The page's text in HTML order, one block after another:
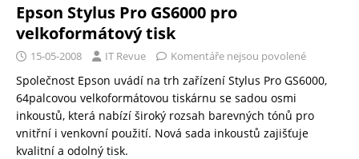
Epson Stylus Pro GS6000 pro
velkoformátový tisk
15-05-2008 IT Revue Komentáře nejsou povolené
Společnost Epson uvádí na trh zařízení Stylus Pro GS6000,
64palcovou velkoformátovou tiskárnu se sadou osmi
inkoustů, která nabízí široký rozsah barevných tónů pro
vnitřní i venkovní použití. Nová sada inkoustů zajišťuje
kvalitní a odolný tisk.